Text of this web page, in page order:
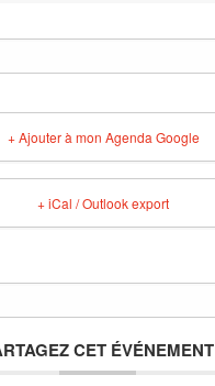
+ Ajouter à mon Agenda Google
+ iCal / Outlook export
CET ÉVÉNEMENT